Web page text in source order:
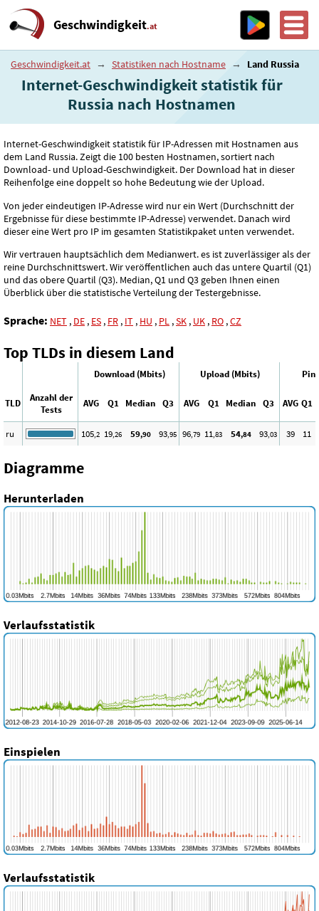
Geschwindigkeit.at
Geschwindigkeit.at → Statistiken nach Hostname → Land Russia
Internet-Geschwindigkeit statistik für
Russia nach Hostnamen
Internet-Geschwindigkeit statistik für IP-Adressen mit Hostnamen aus
dem Land Russia. Zeigt die 100 besten Hostnamen, sortiert nach
Download- und Upload-Geschwindigkeit. Der Download hat in dieser
Reihenfolge eine doppelt so hohe Bedeutung wie der Upload.
Von jeder eindeutigen IP-Adresse wird nur ein Wert (Durchschnitt der
Ergebnisse für diese bestimmte IP-Adresse) verwendet. Danach wird
dieser eine Wert pro IP im gesamten Statistikpaket unten verwendet.
Wir vertrauen hauptsächlich dem Medianwert. es ist zuverlässiger als der
reine Durchschnittswert. Wir veröffentlichen auch das untere Quartil (Q1)
und das obere Quartil (Q3). Median, Q1 und Q3 geben Ihnen einen
Überblick über die statistische Verteilung der Testergebnisse.
Sprache: NET , DE , ES , FR , IT , HU , PL ,SK , UK , RO ,CZ
Top TLDs in diesem Land
Download (Mbits) Upload (Mbits)
TLD
Anzahl der
Tests
AVG Q1 Median Q3 AVG Q1 Median Q3 AVG Q1
ru 105,2 19,26 59,90 93,95 96,79 11,83 54,84 93,03 39 11
Diagramme
Herunterladen
Verlaufsstatistik
Einspielen
Verlaufsstatistik